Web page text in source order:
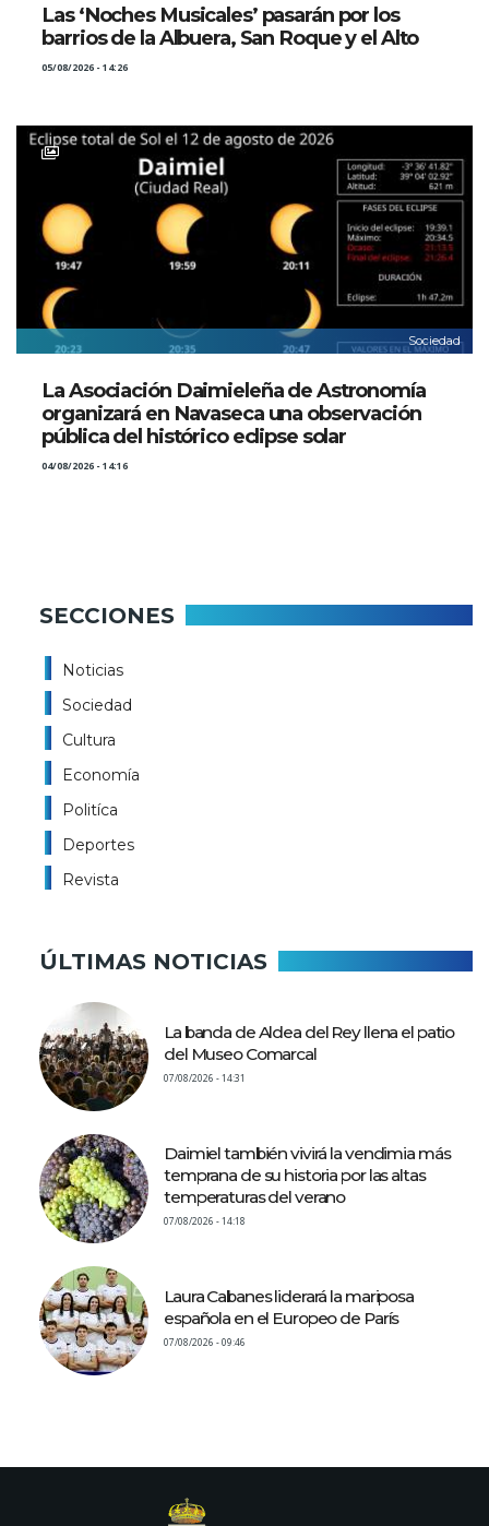
Las ‘Noches Musicales’ pasarán por los
barrios de la Albuera, San Roque y el Alto
05/08/2026 - 14:26
Sociedad
La Asociación Daimieleña de Astronomía
organizará en Navaseca una observación
pública del histórico eclipse solar
04/08/2026 - 14:16
SECCIONES
Noticias
Sociedad
Cultura
Economía
Politíca
Deportes
Revista
ÚLTIMAS NOTICIAS
La banda de Aldea del Rey llena el patio
del Museo Comarcal
07/08/2026 - 14:31
Daimiel también vivirá la vendimia más
temprana de su historia por las altas
temperaturas del verano
07/08/2026 - 14:18
Laura Cabanes liderará la mariposa
española en el Europeo de París
07/08/2026 - 09:46